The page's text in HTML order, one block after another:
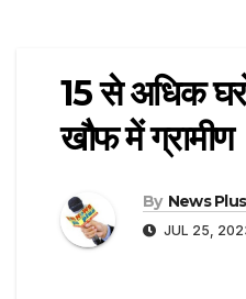
15 से अधिक
खौफ में ग्रामीण
By News
JUL 25,